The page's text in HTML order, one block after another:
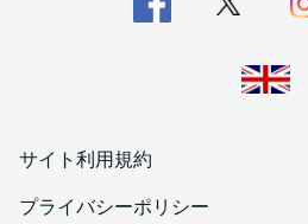
サイト利用規約
プライバシーポリシー